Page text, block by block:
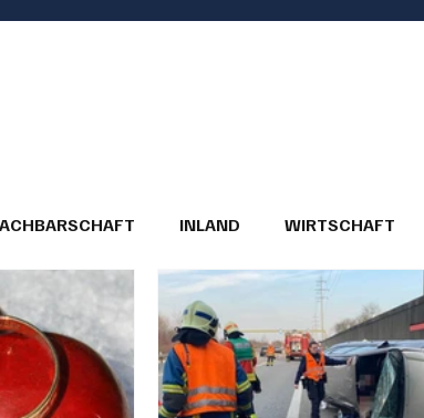
INLAND WIRTSCHAFT
PUBLIREPORTAGEN TOPSTORY MUGA'26